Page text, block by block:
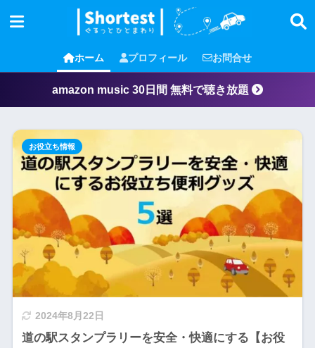
ホーム プロフィール お問合せ
amazon music 30日間 無料で聴き放題
2024年8月22日
道の駅スタンプラリーを安全・快適にする【お役
お役立ち情報